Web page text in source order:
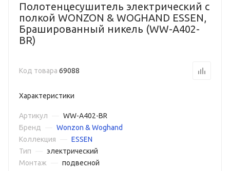
Полотенцесушитель электрический с
полкой WONZON & WOGHAND ESSEN,
Брашированный никель (WW-A402-
BR)
Код товара 69088
Характеристики
Артикул
WW-A402-BR
Бренд
Wonzon & Woghand
Коллекция
ESSEN
Тип
электрический
Монтаж
подвесной